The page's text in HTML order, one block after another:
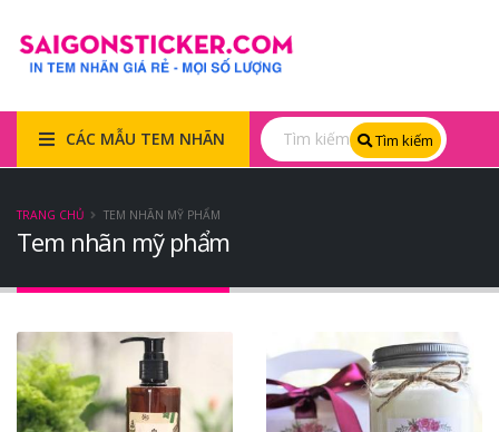
CÁC MẪU TEM NHÃN Tìm kiếm
Tem nhãn mỹ phẩm
TRANG CHỦ TEM NHÃN MỸ PHẨM